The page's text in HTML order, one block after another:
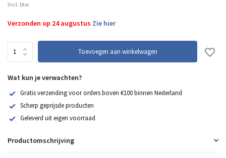
Incl. btw
Verzonden op 24 augustus Zie hier
Toevoegen aan winkelwagen
Wat kun je verwachten?
Gratis verzending voor orders boven €100 binnen Nederland
Scherp geprijsde producten
Geleverd uit eigen voorraad
Productomschrijving